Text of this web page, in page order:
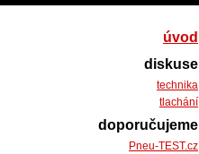
úvod
diskuse
technika
tlachání
doporučujeme
Pneu-TEST.cz